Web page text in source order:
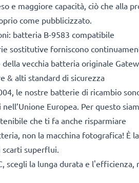
e maggiore capacità, ciò che alla
come pubblicizzato.
batteria B-9583 compatibile
sostitutive forniscono
vecchia batteria originale
& alti standard di sicurezza
le nostre batterie di ricambio
Europea. Per questo
che ti fa anche risparmiare
non la macchina fotografica! È
superflui.
scegli la lunga durata e